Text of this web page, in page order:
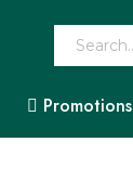
Promotions